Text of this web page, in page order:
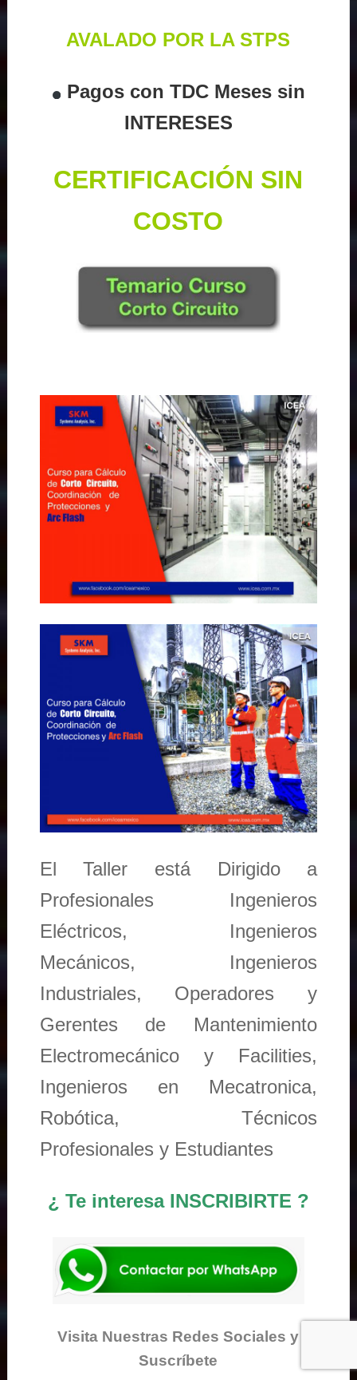
AVALADO POR LA STPS
Pagos con TDC Meses sin
INTERESES
CERTIFICACIÓN SIN
COSTO
El Taller está Dirigido a
Profesionales Ingenieros
Eléctricos, Ingenieros
Mecánicos, Ingenieros
Industriales, Operadores y
Gerentes de Mantenimiento
Electromecánico y Facilities,
Ingenieros en Mecatronica,
Robótica, Técnicos
Profesionales y Estudiantes
¿ Te interesa INSCRIBIRTE ?
Visita Nuestras Redes Sociales y
Suscríbete